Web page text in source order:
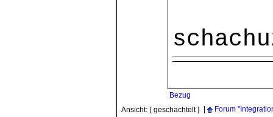
Bezug
Ansicht: [ geschachtelt ] Forum